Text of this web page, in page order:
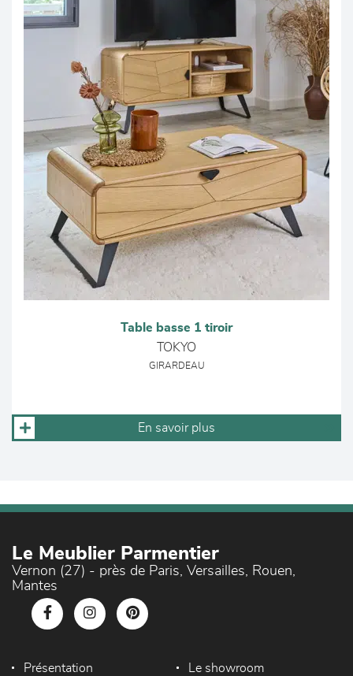
Table basse 1 tiroir
TOKYO
GIRARDEAU
En savoir plus
Le Meublier Parmentier
Vernon (27) - près de Paris, Versailles, Rouen,
Mantes
Présentation Le showroom